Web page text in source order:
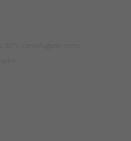
30°c. centrifugado corto